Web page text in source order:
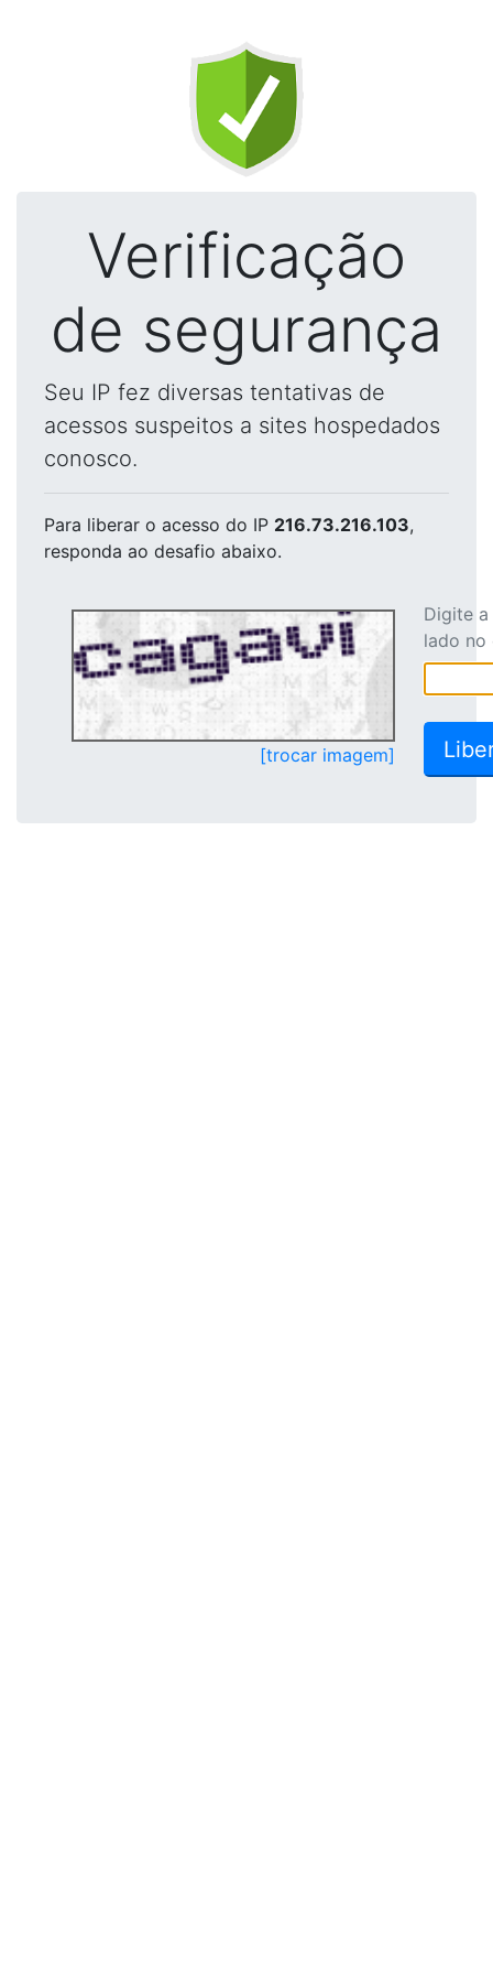
Verificação
de segurança
Seu IP fez diversas tentativas de
acessos suspeitos a sites hospedados
conosco.
Para liberar o acesso do IP 216.73.216.103,
responda ao desafio abaixo.
[trocar imagem]
Digite
lado no